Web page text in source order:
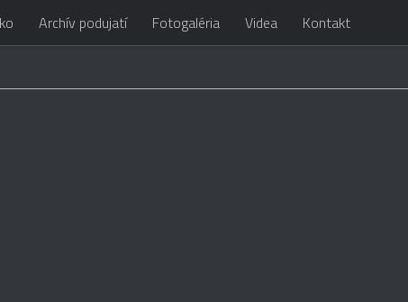
9695-f511a0411284/ruzbasskypramen.sk/web/wp-config.php
Archív podujatí Fotogaléria Videa Kontakt